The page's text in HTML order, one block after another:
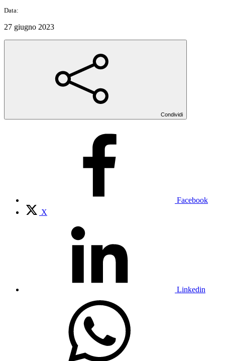
Data:
27 giugno 2023
Condividi
Facebook
X
Linkedin